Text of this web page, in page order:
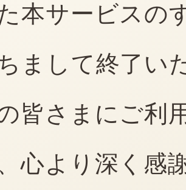
本サービスの
まして終了い
皆さまにご利
心より深く感